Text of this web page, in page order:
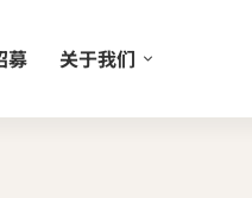
募 关于我们